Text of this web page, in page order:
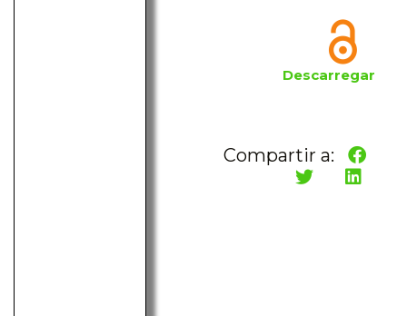
Descarregar
Compartir a: